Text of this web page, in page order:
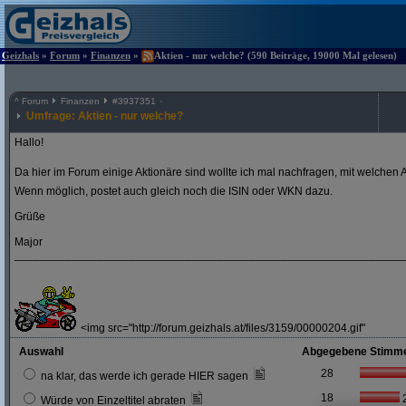
Geizhals » Forum » Finanzen » Aktien - nur welche? (590 Beiträge, 19000 Mal gelesen)
^ Forum Finanzen #3937351
Umfrage: Aktien - nur welche?
Hallo!
Da hier im Forum einige Aktionäre sind wollte ich mal nachfragen, mit welchen
Wenn möglich, postet auch gleich noch die ISIN oder WKN dazu.
Grüße
Major
<img src="http://forum.geizhals.at/files/3159/00000204.gif"
Auswahl
Abgegebene
na klar, das werde ich gerade HIER sagen
28
Würde von Einzeltitel abraten 18